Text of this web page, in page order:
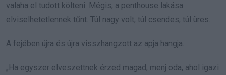
valaha el tudott költeni. Mégis, a penthouse lakása
elviselhetetlennek tűnt. Túl nagy volt, túl csendes, túl üres.
A fejében újra és újra visszhangzott az apja hangja.
„Ha egyszer elveszettnek érzed magad, menj oda, ahol igazi